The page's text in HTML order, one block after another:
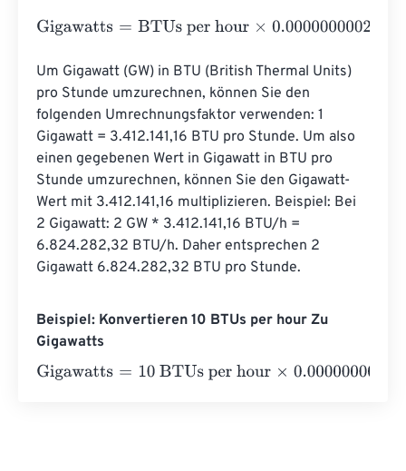
Gigawatts=BTUs per hour× 0.000000000293
Um Gigawatt (GW) in BTU (British Thermal Units)
pro Stunde umzurechnen, können Sie den
folgenden Umrechnungsfaktor verwenden: 1
Gigawatt = 3.412.141,16 BTU pro Stunde. Um also
einen gegebenen Wert in Gigawatt in BTU pro
Stunde umzurechnen, können Sie den Gigawatt-
Wert mit 3.412.141,16 multiplizieren. Beispiel: Bei
2 Gigawatt: 2 GW * 3.412.141,16 BTU/h =
6.824.282,32 BTU/h. Daher entsprechen 2
Gigawatt 6.824.282,32 BTU pro Stunde.
Beispiel: Konvertieren 10 BTUs per hour Zu
Gigawatts
Gigawatts=10 BTUs per hour×0.000000000293=2.93